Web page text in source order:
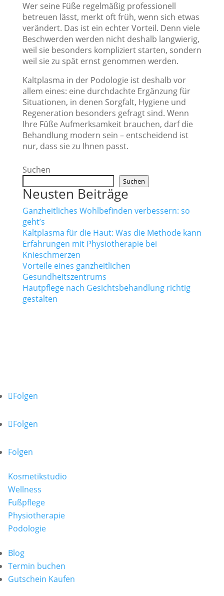
Wer seine Füße regelmäßig professionell
betreuen lässt, merkt oft früh, wenn sich etwas
verändert. Das ist ein echter Vorteil. Denn viele
Beschwerden werden nicht deshalb langwierig,
weil sie besonders kompliziert starten, sondern
weil sie zu spät ernst genommen werden.
Kaltplasma in der Podologie ist deshalb vor
allem eines: eine durchdachte Ergänzung für
Situationen, in denen Sorgfalt, Hygiene und
Regeneration besonders gefragt sind. Wenn
Ihre Füße Aufmerksamkeit brauchen, darf die
Behandlung modern sein – entscheidend ist
nur, dass sie zu Ihnen passt.
Suchen
Suchen
Neusten Beiträge
Ganzheitliches Wohlbefinden verbessern: so
geht’s
Kaltplasma für die Haut: Was die Methode kann
Erfahrungen mit Physiotherapie bei
Knieschmerzen
Vorteile eines ganzheitlichen
Gesundheitszentrums
Hautpflege nach Gesichtsbehandlung richtig
gestalten
Folgen
Folgen
Folgen
Kosmetikstudio
Wellness
Fußpflege
Physiotherapie
Podologie
Blog
Termin buchen
Gutschein Kaufen